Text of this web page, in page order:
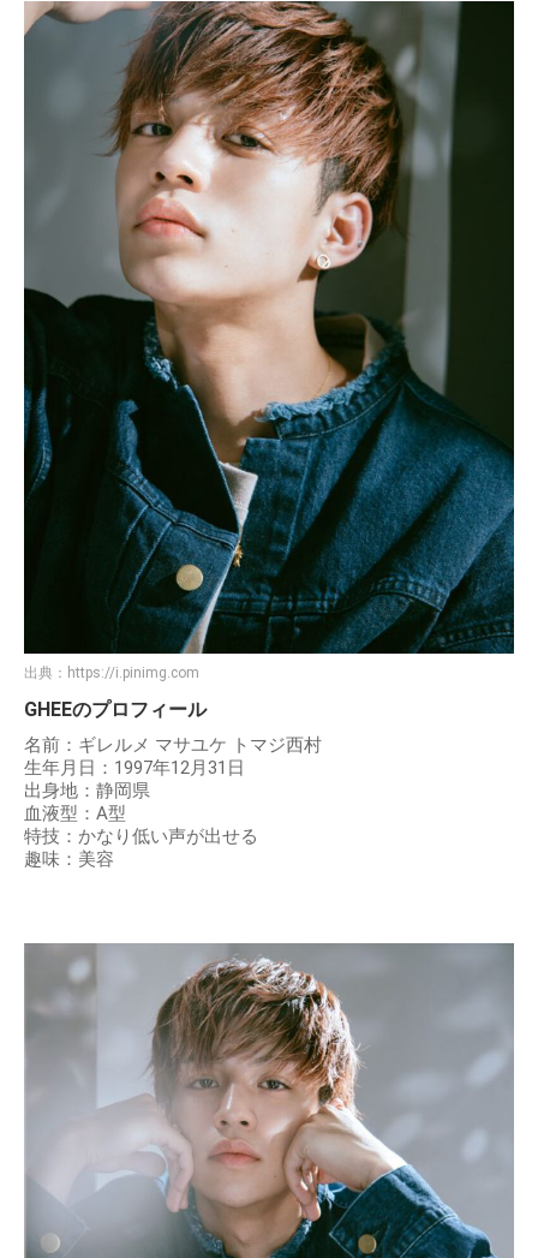
出典： https://i.pinimg.com
GHEEのプロフィール
名前：ギレルメ マサユケ トマジ西村
生年月日：1997年12月31日
出身地：静岡県
血液型：A型
特技：かなり低い声が出せる
趣味：美容